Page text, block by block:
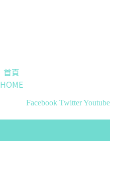
首頁
HOME
Facebook TwitterYoutube